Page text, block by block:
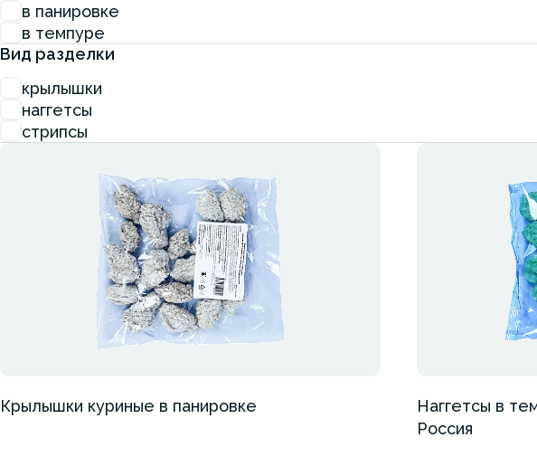
в панировке
в темпуре
Вид разделки
крылышки
наггетсы
стрипсы
Крылышки куриные в панировке
Наггетсы в
Россия